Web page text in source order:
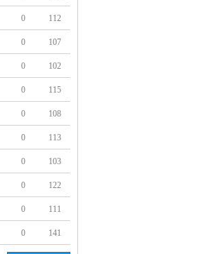
0 112
0 107
0 102
0 115
0 108
0 113
0 103
0 122
0 111
0 141